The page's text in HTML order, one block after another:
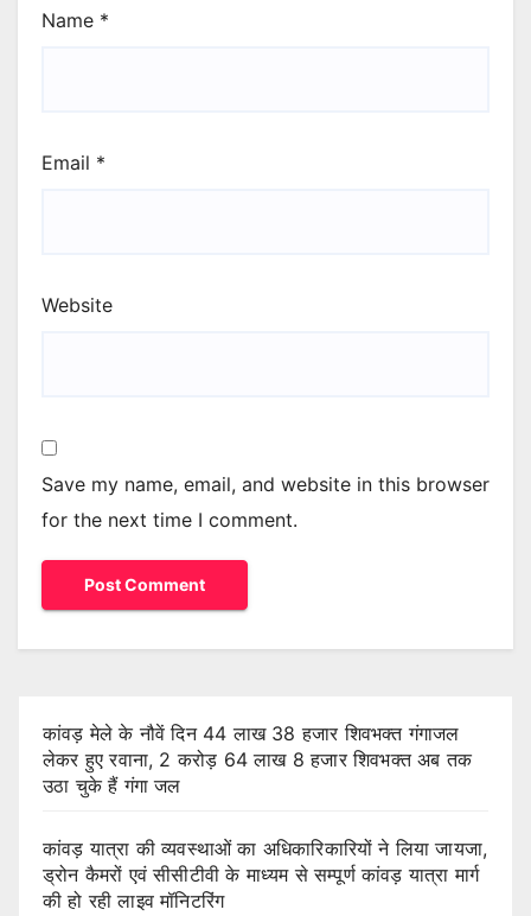
Name *
Email *
Website
Save my name, email, and website in this browser
for the next time I comment.
कांवड़ मेले के नौवें दिन 44 लाख 38 हजार शिवभक्त गंगाजल
लेकर हुए रवाना, 2 करोड़ 64 लाख 8 हजार शिवभक्त अब तक
उठा चुके हैं गंगा जल
कांवड़ यात्रा की व्यवस्थाओं का अधिकारिकारियों ने लिया जायजा,
ड्रोन कैमरों एवं सीसीटीवी के माध्यम से सम्पूर्ण कांवड़ यात्रा मार्ग
की हो रही लाइव मॉनिटरिंग